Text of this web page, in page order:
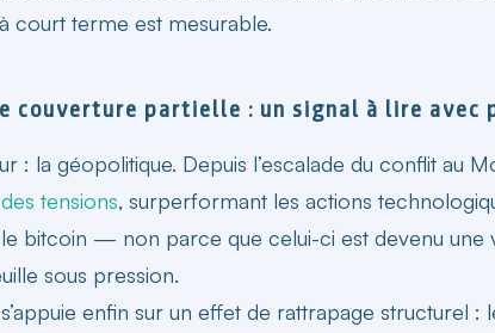
court terme est mesurable.
couverture partielle : un signal à lire avec
: la géopolitique. Depuis l’escalade du conflit au
tensions, surperformant les actions
bitcoin — non parce que celui-ci est devenu une
sous pression.
enfin sur un effet de rattrapage structurel